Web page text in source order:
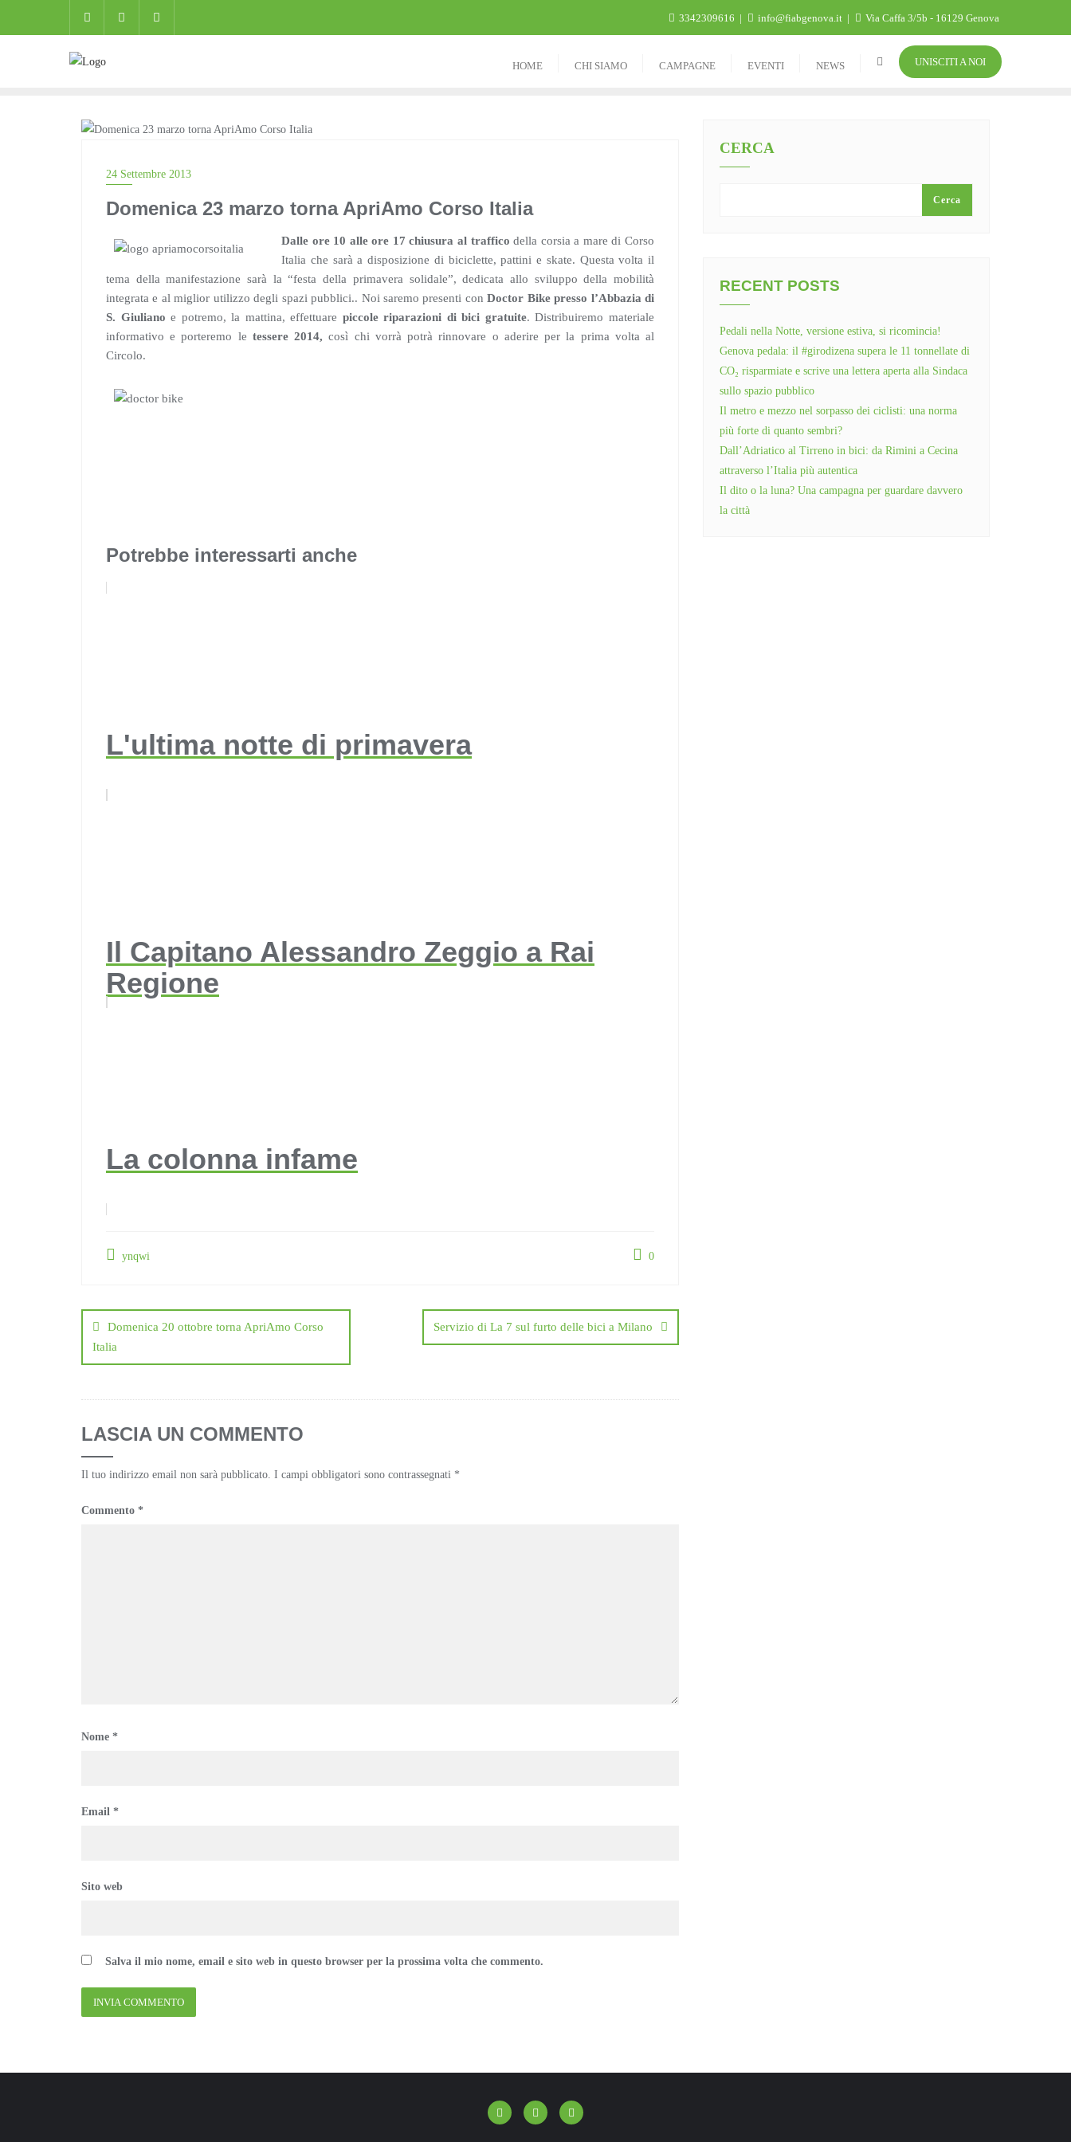
3342309616 info@fiabgenova.it Via Caffa 3/5b - 16129 Genova
HOME CHI SIAMO CAMPAGNE EVENTI NEWS UNISCITI A NOI
24 Settembre 2013
Domenica 23 marzo torna ApriAmo Corso Italia
Dalle ore 10 alle ore 17 chiusura al traffico della corsia a mare di Corso
Italia che sarà a disposizione di biciclette, pattini e skate. Questa volta il
tema della manifestazione sarà la “festa della primavera solidale”, dedicata allo sviluppo della mobilità
integrata e al miglior utilizzo degli spazi pubblici.. Noi saremo presenti conDoctor Bike presso l’Abbazia di
S. Giuliano e potremo, la mattina, effettuare piccole riparazioni di bici gratuite. Distribuiremo materiale
informativo e porteremo le tessere 2014,così chi vorrà potrà rinnovare o aderire per la prima volta al
Circolo.
Potrebbe interessarti anche
L'ultima notte di primavera
Il Capitano Alessandro Zeggio a Rai
Regione
La colonna infame
ynqwi 0
articoli
Domenica 20 ottobre torna ApriAmo Corso
Italia
Servizio di La 7 sul furto delle bici a Milano
LASCIA UN COMMENTO
Il tuo indirizzo email non sarà pubblicato. I campi obbligatori sono contrassegnati *
Commento *
Nome *
Email *
Sito web
Salva il mio nome, email e sito web in questo browser per la prossima volta che commento.
CERCA
Cerca
RECENT POSTS
Pedali nella Notte, versione estiva, si ricomincia!
Genova pedala: il #girodizena supera le 11 tonnellate di
CO₂ risparmiate e scrive una lettera aperta alla Sindaca
sullo spazio pubblico
Il metro e mezzo nel sorpasso dei ciclisti: una norma
più forte di quanto sembri?
Dall’Adriatico al Tirreno in bici: da Rimini a Cecina
attraverso l’Italia più autentica
Il dito o la luna? Una campagna per guardare davvero
la città